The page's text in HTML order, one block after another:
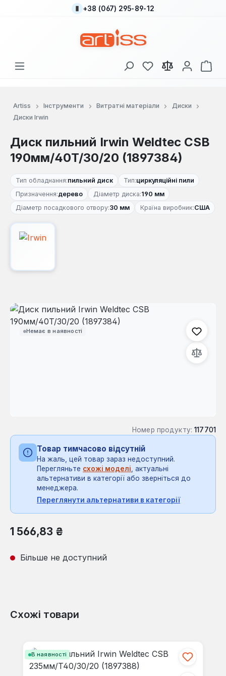
Перейти до основного вмісту
+38 (067) 295-89-12
У вас є 0 у списку
Artiss Інструменти Витратні матеріали
Диски
Диски Irwin
Диск пильний Irwin Weldtec CSB
190мм/40T/30/20 (1897384)
Тип обладнання:пильний диск Тип:циркуляційні пили
Призначення:дерево Діаметр диска:190 мм
Діаметр посадкового отвору:30 мм Країна виробник:США
Немає в наявності
Пропустити галерею зображень
Номер продукту: 117701
Товар тимчасово відсутній
На жаль, цей товар зараз недоступний.
Перегляньте схожі моделі, актуальні
альтернативи в категорії або зверніться до
менеджера.
Переглянути альтернативи в категорії
Звичайна ціна:
1 566,83 ₴
Більше не доступний
Схожі товари
В наявності